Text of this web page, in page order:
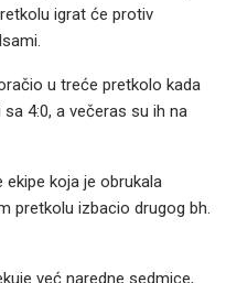
igrat će protiv
u treće pretkolo kada
4:0, a večeras su ih na
koja je obrukala
pretkolu izbacio drugog bh.
već naredne sedmice,